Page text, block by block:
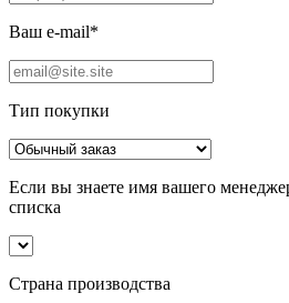
Ваш e-mail*
Тип покупки
Если вы знаете имя вашего
списка
Страна производства